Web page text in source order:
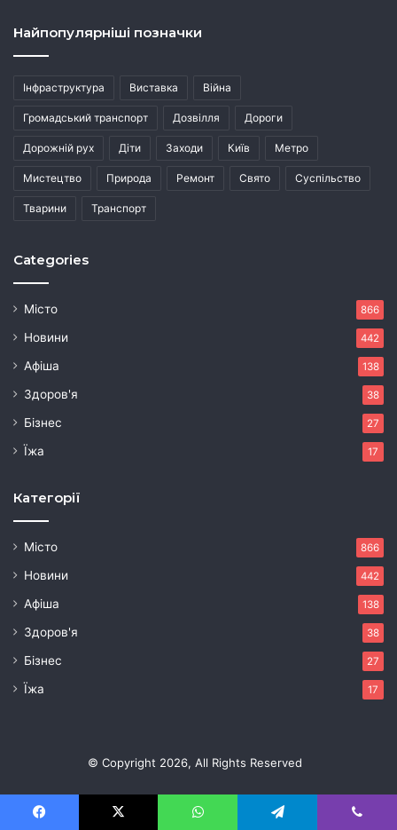
Найпопулярніші позначки
Інфраструктура Виставка Війна
Громадський транспорт Дозвілля Дороги
Дорожній рух Діти Заходи Київ Метро
Мистецтво Природа Ремонт Свято Суспільство
Тварини Транспорт
Categories
Місто 866
Новини 442
Афіша 138
Здоров'я 38
Бізнес 27
Їжа 17
Категорії
Місто 866
Новини 442
Афіша 138
Здоров'я 38
Бізнес 27
Їжа 17
© Copyright 2026, All Rights Reserved